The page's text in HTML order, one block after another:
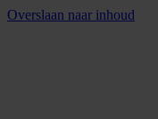
Overslaan naar inhoud